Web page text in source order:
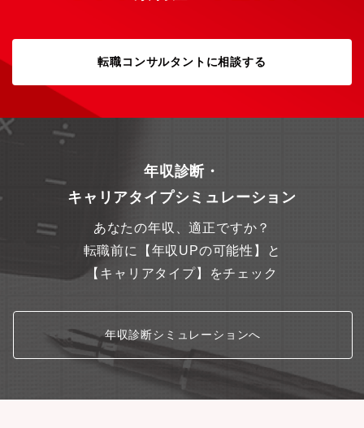
転職コンサルタントに相談する
年収診断・
キャリアタイプシミュレーション
あなたの年収、適正ですか？
転職前に【年収UPの可能性】と
【キャリアタイプ】をチェック
年収診断シミュレーションへ